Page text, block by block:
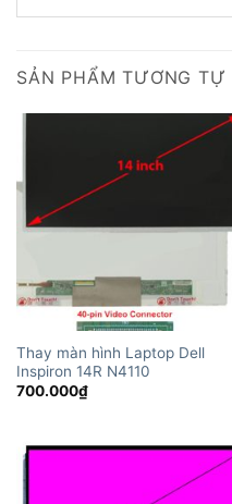
SẢN PHẨM TƯƠNG TỰ
Thay màn hình Laptop Dell
Inspiron 14R N4110
700.000₫